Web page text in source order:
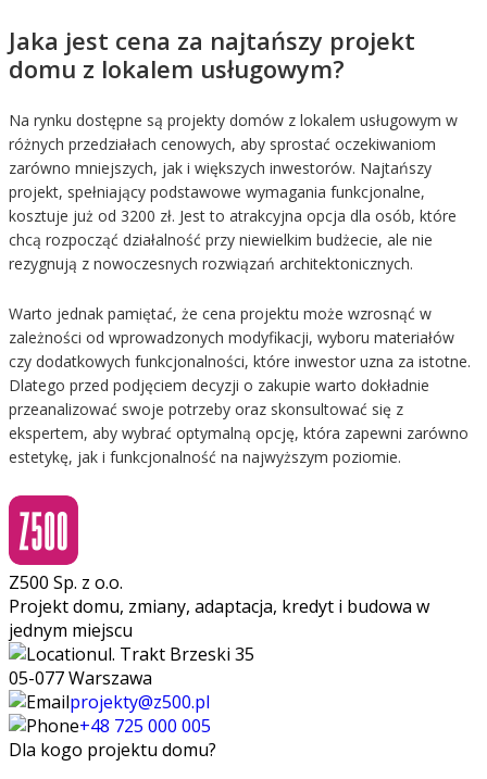
Jaka jest cena za najtańszy projekt
domu z lokalem usługowym?
Na rynku dostępne są projekty domów z lokalem usługowym w
różnych przedziałach cenowych, aby sprostać oczekiwaniom
zarówno mniejszych, jak i większych inwestorów. Najtańszy
projekt, spełniający podstawowe wymagania funkcjonalne,
kosztuje już od 3200 zł. Jest to atrakcyjna opcja dla osób, które
chcą rozpocząć działalność przy niewielkim budżecie, ale nie
rezygnują z nowoczesnych rozwiązań architektonicznych.
Warto jednak pamiętać, że cena projektu może wzrosnąć w
zależności od wprowadzonych modyfikacji, wyboru materiałów
czy dodatkowych funkcjonalności, które inwestor uzna za istotne.
Dlatego przed podjęciem decyzji o zakupie warto dokładnie
przeanalizować swoje potrzeby oraz skonsultować się z
ekspertem, aby wybrać optymalną opcję, która zapewni zarówno
estetykę, jak i funkcjonalność na najwyższym poziomie.
Z500 Sp. z o.o.
Projekt domu, zmiany, adaptacja, kredyt i budowa w
jednym miejscu
ul. Trakt Brzeski 35
05-077 Warszawa
projekty@z500.pl
+48 725 000 005
Dla kogo projektu domu?